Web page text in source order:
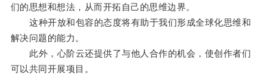
们的思想和想法，从而开拓自己的思维边界。
这种开放和包容的态度将有助于我们形成全球化思维和
解决问题的能力。
此外，心阶云还提供了与他人合作的机会，使创作者们
可以共同开展项目。